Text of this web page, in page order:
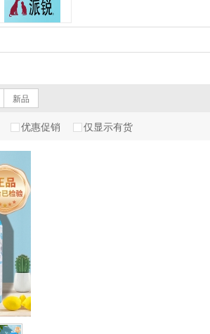
新品
优惠促销 仅显示有货